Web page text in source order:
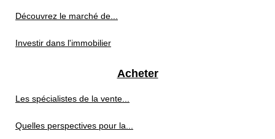
Découvrez le marché de...
Investir dans l'immobilier
Acheter
Les spécialistes de la vente...
Quelles perspectives pour la...